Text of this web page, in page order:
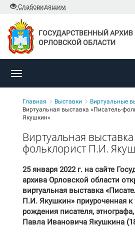
Слабовидящим
ГОСУДАРСТВЕННЫЙ АРХИВ
ОРЛОВСКОЙ ОБЛАСТИ
Toggle
Главная Выставки
Виртуальные
Виртуальная выставка «Писатель-
Якушкин»
Виртуальная
фольклорист П.И.
25 января 2022 г. на сайте
архива Орловской области
виртуальная выставка
П.И. Якушкин» приуроченная к
рождения писателя,
Павла Ивановича Якушкина